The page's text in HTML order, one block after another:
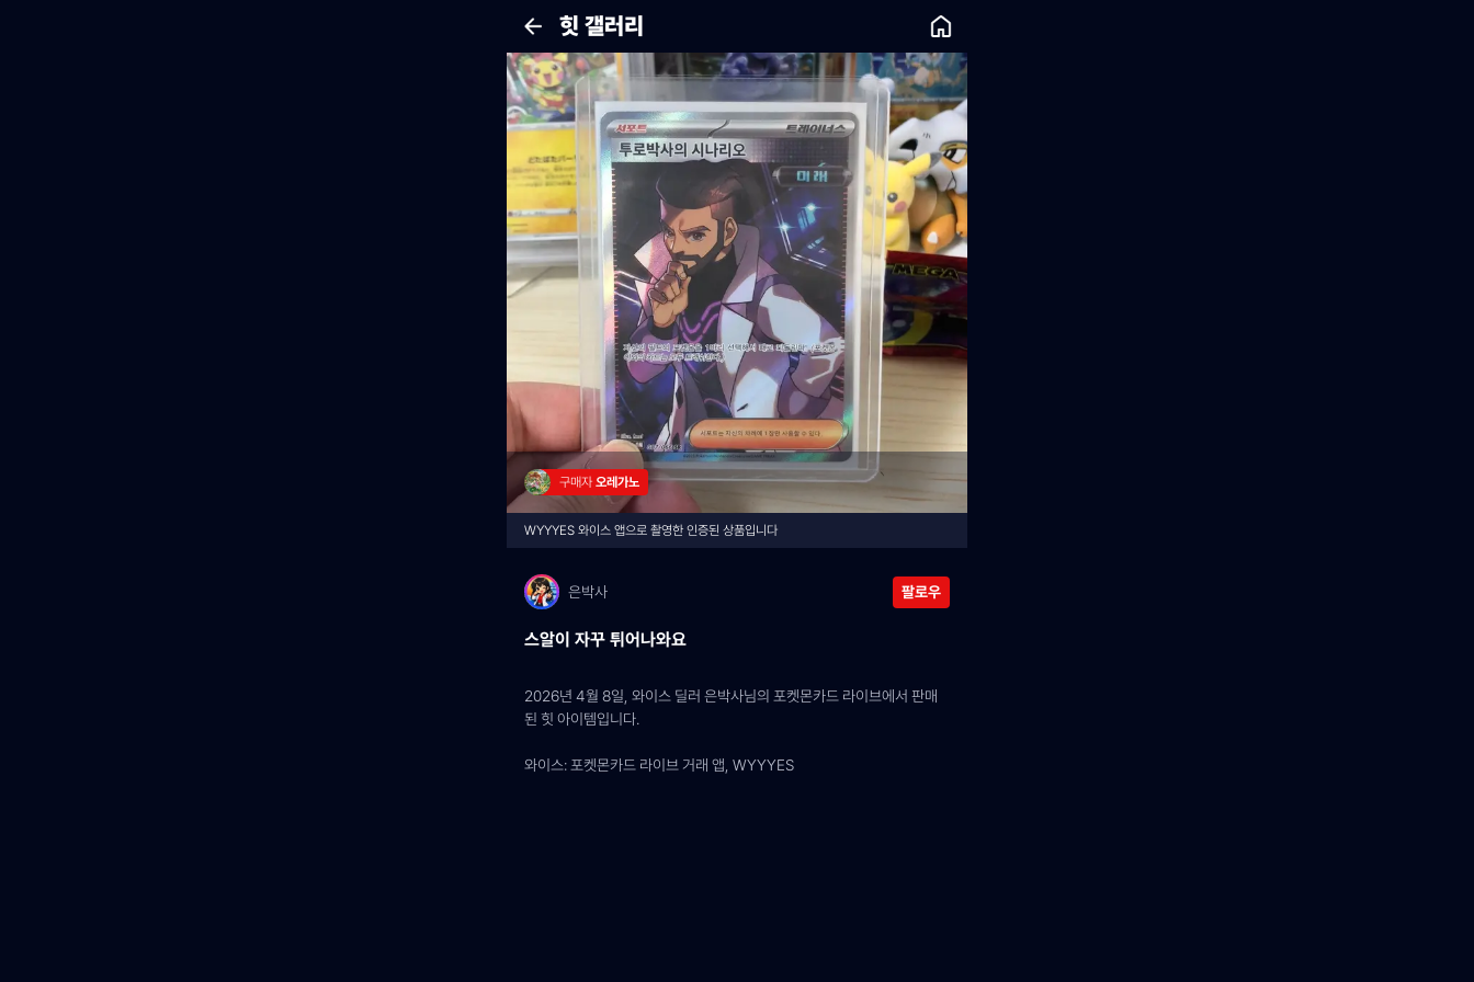
힛 갤러리
구매자 오레가노
WYYYES 와이스 앱으로 촬영한 인증된 상품입니다
은박사 팔로우
스알이 자꾸 튀어나와요
2026년 4월 8일, 와이스 딜러 은박사님의 포켓몬카드 라이브에서 판매
된 힛 아이템입니다.
와이스: 포켓몬카드 라이브 거래 앱, WYYYES